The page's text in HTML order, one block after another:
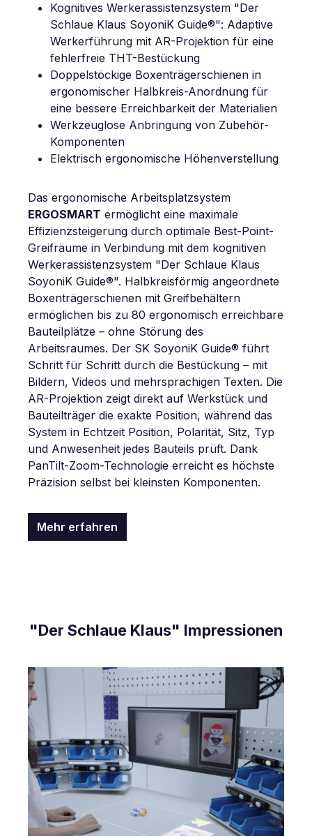
Kognitives Werkerassistenzsystem "Der
Schlaue Klaus SoyoniK Guide®": Adaptive
Werkerführung mit AR-Projektion für eine
fehlerfreie THT-Bestückung
Doppelstöckige Boxenträgerschienen in
ergonomischer Halbkreis-Anordnung für
eine bessere Erreichbarkeit der Materialien
Werkzeuglose Anbringung von Zubehör-
Komponenten
Elektrisch ergonomische Höhenverstellung
Das ergonomische Arbeitsplatzsystem
ERGOSMART ermöglicht eine maximale
Effizienzsteigerung durch optimale Best-Point-
Greifräume in Verbindung mit dem kognitiven
Werkerassistenzsystem "Der Schlaue Klaus
SoyoniK Guide®". Halbkreisförmig angeordnete
Boxenträgerschienen mit Greifbehältern
ermöglichen bis zu 80 ergonomisch erreichbare
Bauteilplätze – ohne Störung des
Arbeitsraumes. Der SK SoyoniK Guide® führt
Schritt für Schritt durch die Bestückung – mit
Bildern, Videos und mehrsprachigen Texten. Die
AR-Projektion zeigt direkt auf Werkstück und
Bauteilträger die exakte Position, während das
System in Echtzeit Position, Polarität, Sitz, Typ
und Anwesenheit jedes Bauteils prüft. Dank
PanTilt-Zoom-Technologie erreicht es höchste
Präzision selbst bei kleinsten Komponenten.
Mehr erfahren
"Der Schlaue Klaus" Impressionen